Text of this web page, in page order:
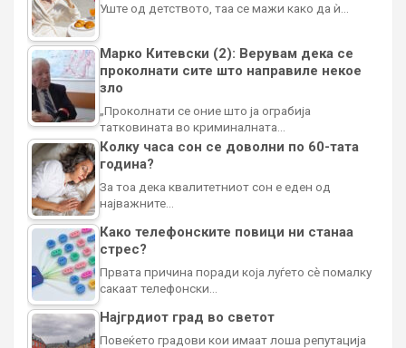
Уште од детството, таа се мажи како да ѝ…
Марко Китевски (2): Верувам дека се
проколнати сите што направиле некое
зло
„Проколнати се оние што ја ограбија
татковината во криминалната…
Колку часа сон се доволни по 60-тата
година?
За тоа дека квалитетниот сон е еден од
најважните…
Како телефонските повици ни станаа
стрес?
Првата причина поради која луѓето сè помалку
сакаат телефонски…
Најгрдиот град во светот
Повеќето градови кои имаат лоша репутација